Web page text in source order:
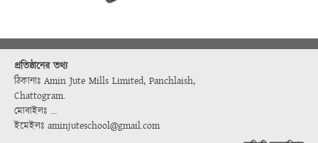
প্রতিষ্ঠানের তথ্য
ঠিকানাঃ Amin Jute Mills Limited, Panchlaish,
Chattogram.
মোবাইলঃ ...
ইমেইলঃ aminjuteschool@gmail.com